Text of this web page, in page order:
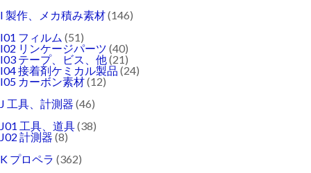
I 製作、メカ積み素材(146)
I01 フィルム (51)
I02 リンケージパーツ (40)
I03 テープ、ビス、他(21)
I04 接着剤ケミカル製品 (24)
I05 カーボン素材(12)
J 工具、計測器 (46)
J01 工具、道具(38)
J02 計測器 (8)
K プロペラ (362)